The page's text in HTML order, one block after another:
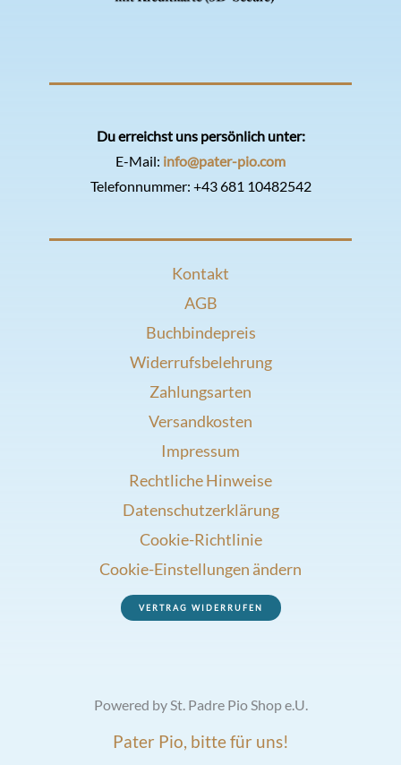
Du erreichst uns persönlich unter:
E-Mail: info@pater-pio.com
Telefonnummer: +43 681 10482542
Kontakt
AGB
Buchbindepreis
Widerrufsbelehrung
Zahlungsarten
Versandkosten
Impressum
Rechtliche Hinweise
Datenschutzerklärung
Cookie-Richtlinie
Cookie-Einstellungen ändern
VERTRAG WIDERRUFEN
Powered by St. Padre Pio Shop e.U.
Pater Pio, bitte für uns!